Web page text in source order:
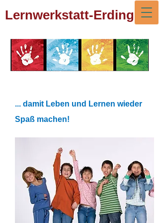
Lernwerkstatt-Erding
... damit Leben und Lernen wieder
Spaß machen!